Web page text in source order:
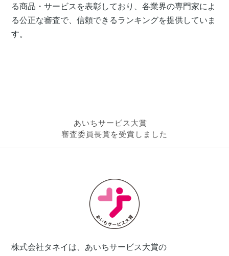
る​商品・サービスを​表彰しており、各業界の​専門家に​よ
る​公正な​審査で、信頼できるランキングを​提供していま
す。
あいちサービス大賞
審査委員長賞を受賞しました
株式会社タネイは、あいちサービス大賞の